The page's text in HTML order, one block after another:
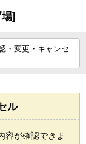
]
・変更・キャンセ
ル
容が確認できま